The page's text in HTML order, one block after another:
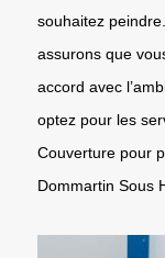
souhaitez
assurons que
accord avec
optez pour les
Couverture pour
Dommartin Sous